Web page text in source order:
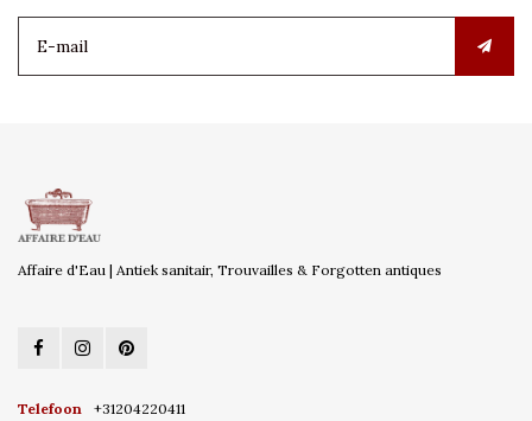
Affaire d'Eau | Antiek sanitair, Trouvailles & Forgotten antiques
Telefoon
+31204220411